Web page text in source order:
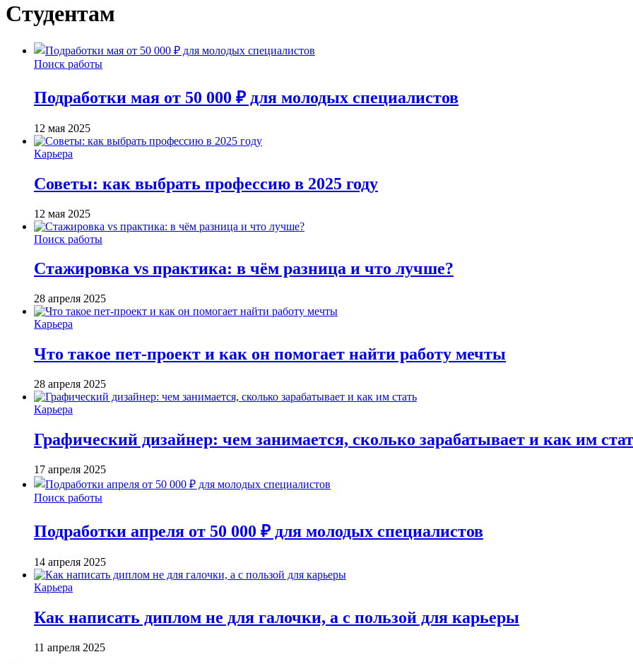
Студентам
Поиск работы
Подработки мая от 50 000 ₽ для молодых специалистов
12 мая 2025
Карьера
Советы: как выбрать профессию в 2025 году
12 мая 2025
Поиск работы
Стажировка vs практика: в чём разница и что лучше?
28 апреля 2025
Карьера
Что такое пет-проект и как он помогает найти работу мечты
28 апреля 2025
Карьера
Графический дизайнер: чем занимается, сколько зарабатывает и как им
17 апреля 2025
Поиск работы
Подработки апреля от 50 000 ₽ для молодых специалистов
14 апреля 2025
Карьера
Как написать диплом не для галочки, а с пользой для карьеры
11 апреля 2025